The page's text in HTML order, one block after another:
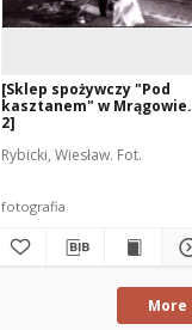
[Sklep spożywczy "Pod
kasztanem" w Mrągowie.
2]
Rybicki, Wiesław. Fot.
fotografia
More